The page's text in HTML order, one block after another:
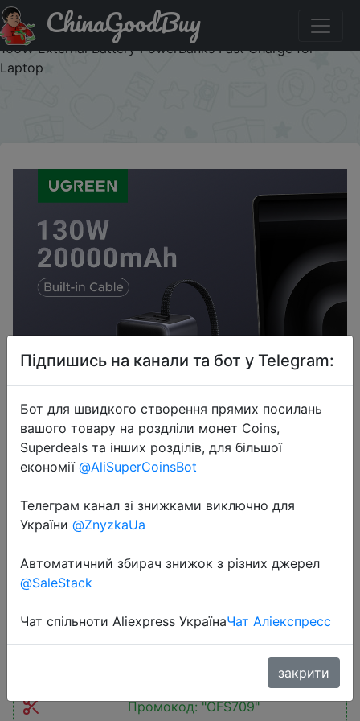
Придбати по знижці OFS709 UGREEN Nexode 130W
20000mAh Power Bank Built-in Type C Cable Portable
100W External Battery PowerBanks Fast Charge for
Laptop
ChinaGoodBuy
UGREEN Nexode 130W 20000mAh
Power Bank Built-in Type C Cable
Portable 100W External Battery
PowerBanks Fast Charge for Laptop
$33.93
Промокод:"OFS709"
Підпишись на канали та бот у Telegram:
Бот для швидкого створення прямих посилань
вашого товару на роздліли монет Coins,
Superdeals та інших розділів, для більшої
економії @AliSuperCoinsBot
Телеграм канал зі знижками виключно для
України @ZnyzkaUa
Автоматичний збирач знижок з різних джерел
@SaleStack
Чат спільноти Aliexpress УкраїнаЧат Аліекспресс
закрити